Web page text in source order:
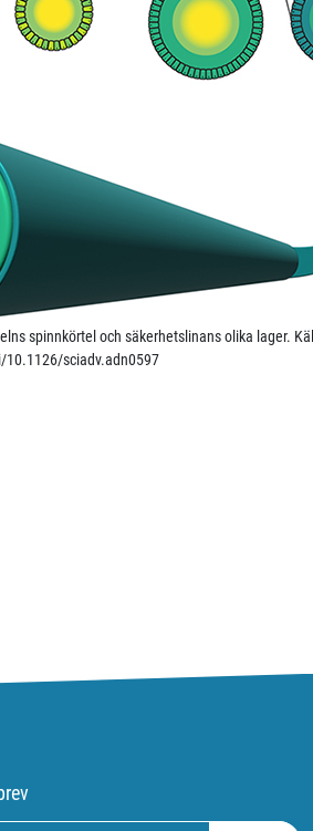
spinnkörtel och säkerhetslinans olika lager.
10.1126/sciadv.adn0597